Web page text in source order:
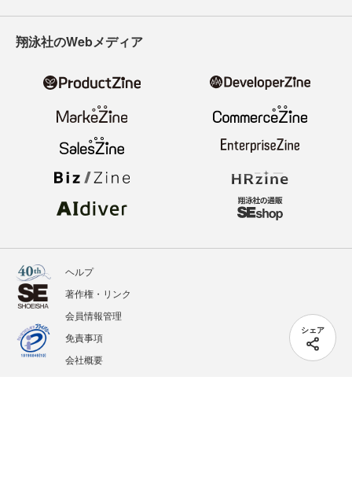
シェア
翔泳社のWebメディア
ヘルプ
著作権・リンク
会員情報管理
免責事項
会社概要